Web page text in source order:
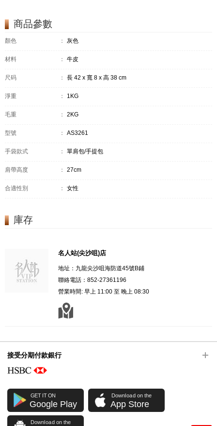
商品參數
顏色 ： 灰色
材料 ： 牛皮
尺码 ： 長 42 x 寬 8 x 高 38 cm
淨重 ： 1KG
毛重 ： 2KG
型號 ： AS3261
手袋款式 ： 單肩包/手提包
肩帶高度 ： 27cm
合適性別 ： 女性
庫存
名人站(尖沙咀)店
地址：九龍尖沙咀海防道45號B鋪
聯絡電話：852-27361196
營業時間: 早上 11:00 至 晚上 08:30
接受分期付款銀行
GET IT ON
Google Play
Download on the
App Store
Download on the